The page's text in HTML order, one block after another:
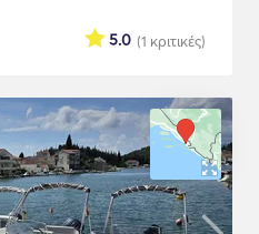
(1 κριτικές)
5.0